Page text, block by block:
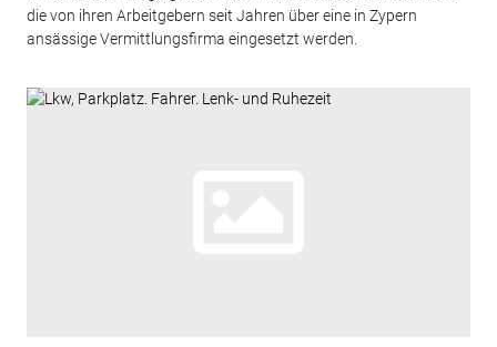
die von ihren Arbeitgebern seit Jahren über eine in Zypern
ansässige Vermittlungsfirma eingesetzt werden.